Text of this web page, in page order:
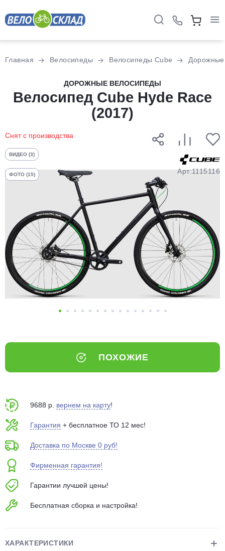
Главная Велосипеды Велосипеды Cube Дорожные
ДОРОЖНЫЕ ВЕЛОСИПЕДЫ
Велосипед Cube Hyde Race
(2017)
Снят с производства
ВИДЕО (3)
ФОТО (15) Арт:1115116
ПОХОЖИЕ
9688 р. вернем на карту!
Гарантия + бесплатное ТО 12 мес!
Доставка по Москве 0 руб!
Фирменная гарантия!
Гарантии лучшей цены!
Бесплатная сборка и настройка!
ХАРАКТЕРИСТИКИ
Разбейте
оплатуна части
без переплат
График платежей
Добавляйте товары
в корзину
Оплачивайте сегодня только
25% картой любого банка
выбранный способом
Оставшиеся75% будут
Подробнее
Остались вопросы?